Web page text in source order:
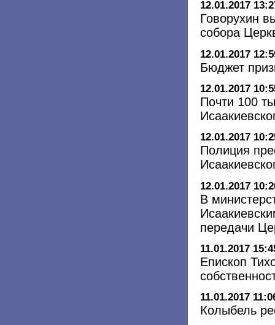
12.01.2017
Говорухин
собора
12.01.2017
Бюджет
12.01.2017
Почти 100
12.01.2017
Полиция
12.01.2017
В
передачи
11.01.2017
Епископ
11.01.2017
Колыбель